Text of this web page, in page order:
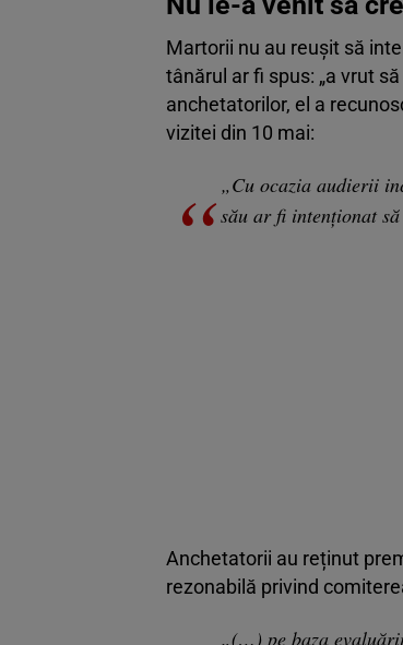
Martorii nu au reușit să
tânărul ar fi spus: „a vrut
anchetatorilor, el a
vizitei din 10 mai:
„Cu ocazia audierii
său ar fi intenționat
Anchetatorii au reținut
rezonabilă privind
„(…) pe baza